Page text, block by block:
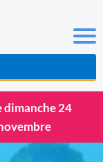
24